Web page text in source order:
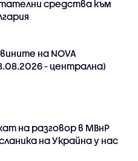
средства към
на NOVA
- централна)
на разговор в МВнР
на Украйна у нас